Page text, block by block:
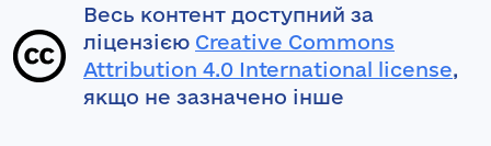
Весь контент доступний за
ліцензією Creative Commons
Attribution 4.0 International license,
якщо не зазначено інше